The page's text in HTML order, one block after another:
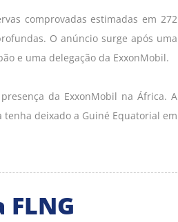
comprovadas estimadas em 272
O anúncio surge após uma
e uma delegação da ExxonMobil.
da ExxonMobil na África. A
deixado a Guiné Equatorial em